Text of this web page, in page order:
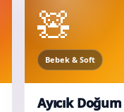
🧸
Bebek & Soft
Ayıcık